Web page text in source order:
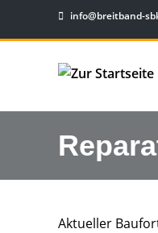
info@breitband-
Aktueller